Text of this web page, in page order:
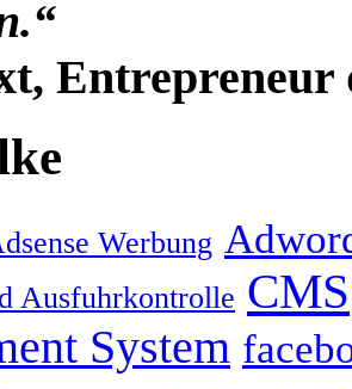
Entrepreneur
Werbung
Ausfuhrkontrolle CMS
System